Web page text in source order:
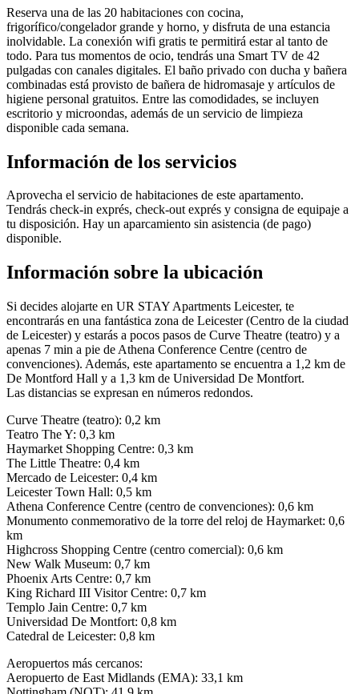
Reserva una de las 20 habitaciones con cocina,
frigorífico/congelador grande y horno, y disfruta de una estancia
inolvidable. La conexión wifi gratis te permitirá estar al tanto de
todo. Para tus momentos de ocio, tendrás una Smart TV de 42
pulgadas con canales digitales. El baño privado con ducha y bañera
combinadas está provisto de bañera de hidromasaje y artículos de
higiene personal gratuitos. Entre las comodidades, se incluyen
escritorio y microondas, además de un servicio de limpieza
disponible cada semana.
Información de los servicios
Aprovecha el servicio de habitaciones de este apartamento.
Tendrás check-in exprés, check-out exprés y consigna de equipaje a
tu disposición. Hay un aparcamiento sin asistencia (de pago)
disponible.
Información sobre la ubicación
Si decides alojarte en UR STAY Apartments Leicester, te
encontrarás en una fantástica zona de Leicester (Centro de la ciudad
de Leicester) y estarás a pocos pasos de Curve Theatre (teatro) y a
apenas 7 min a pie de Athena Conference Centre (centro de
convenciones). Además, este apartamento se encuentra a 1,2 km de
De Montford Hall y a 1,3 km de Universidad De Montfort.
Las distancias se expresan en números redondos.
Curve Theatre (teatro): 0,2 km
Teatro The Y: 0,3 km
Haymarket Shopping Centre: 0,3 km
The Little Theatre: 0,4 km
Mercado de Leicester: 0,4 km
Leicester Town Hall: 0,5 km
Athena Conference Centre (centro de convenciones): 0,6 km
Monumento conmemorativo de la torre del reloj de Haymarket: 0,6
km
Highcross Shopping Centre (centro comercial): 0,6 km
New Walk Museum: 0,7 km
Phoenix Arts Centre: 0,7 km
King Richard III Visitor Centre: 0,7 km
Templo Jain Centre: 0,7 km
Universidad De Montfort: 0,8 km
Catedral de Leicester: 0,8 km
Aeropuertos más cercanos:
Aeropuerto de East Midlands (EMA): 33,1 km